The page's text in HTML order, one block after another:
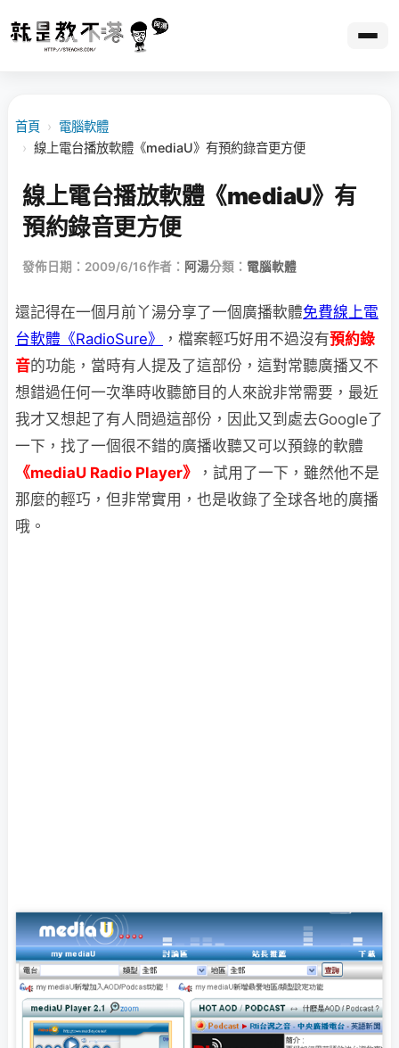
首頁 › 電腦軟體
› 線上電台播放軟體《mediaU》有預約錄音更方便
線上電台播放軟體《mediaU》有
預約錄音更方便
發佈日期：2009/6/16作者： 阿湯分類： 電腦軟體
還記得在一個月前丫湯分享了一個廣播軟體免費線上電
台軟體《RadioSure》
，檔案輕巧好用 不過沒有預約錄
音的功能，當時有人提及了這部份，這對常聽廣播又不
想錯過任何一次準時收聽節目的人來說非常需要，最近
我才又想起了有人問過這部份，因此又到處去Google了
一下，找了一個很不錯的廣播收聽又可以預錄的軟體
《mediaU Radio Player》
，試用了一下，雖然他不是
那麼的輕巧，但非常實用，也是收錄了全球各地的廣播
哦。